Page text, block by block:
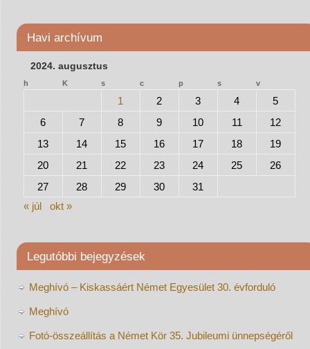
Havi archívum
2024. augusztus
h K s c p s v
1 2 3 4
5
6
7 8 9 10 11
12
13
14 15 16 17 18
19
20
21 22 23 24 25
26
27
28 29 30
31
« júl
okt »
Legutóbbi bejegyzések
Meghívó – Kiskassáért Német Egyesület 30. évforduló
Meghívó
Fotó-összeállítás a Német Kör 35. Jubileumi ünnepségéről